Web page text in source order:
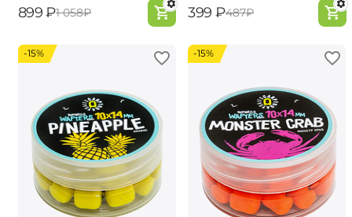
‍899‍ ₽‍1 058‍₽ ‍399‍ ₽‍487‍₽
-15% -15%